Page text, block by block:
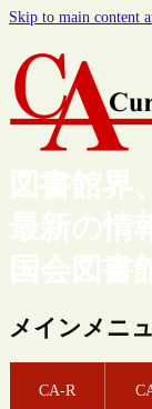
Skip to main content
図書館界
最新の情
国会図書
メインメニ
CA-R